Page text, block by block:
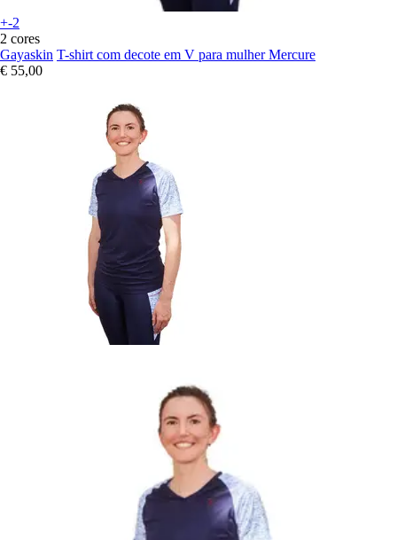
+-2
2 cores
Gayaskin T-shirt com decote em V para mulher Mercure
€ 55,00